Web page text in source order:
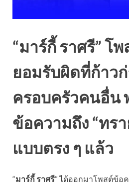
“มาร์กี้ ราศรี” โ
ยอมรับผิดที่ก้าวก่
ครอบครัวคนอื่น
ข้อความถึง “ทร
แบบตรง ๆ แล้ว
“มาร์กี้ ราศรี” ได้ออกมาโพสต์ข้อ